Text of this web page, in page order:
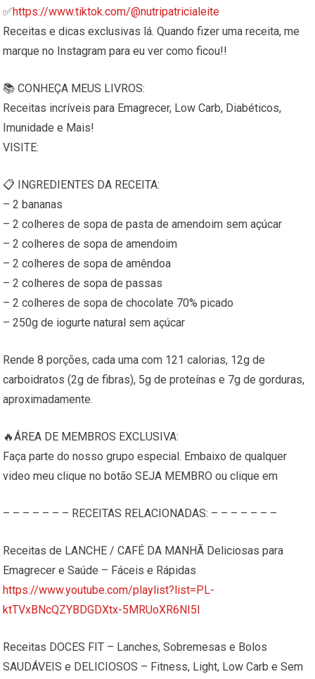
✅https://www.tiktok.com/@nutripatricialeite
Receitas e dicas exclusivas lá. Quando fizer uma receita, me
marque no Instagram para eu ver como ficou!!
📚 CONHEÇA MEUS LIVROS:
Receitas incríveis para Emagrecer, Low Carb, Diabéticos,
Imunidade e Mais!
VISITE:
📋 INGREDIENTES DA RECEITA:
– 2 bananas
– 2 colheres de sopa de pasta de amendoim sem açúcar
– 2 colheres de sopa de amendoim
– 2 colheres de sopa de amêndoa
– 2 colheres de sopa de passas
– 2 colheres de sopa de chocolate 70% picado
– 250g de iogurte natural sem açúcar
Rende 8 porções, cada uma com 121 calorias, 12g de
carboidratos (2g de fibras), 5g de proteínas e 7g de gorduras,
aproximadamente.
🔥ÁREA DE MEMBROS EXCLUSIVA:
Faça parte do nosso grupo especial. Embaixo de qualquer
video meu clique no botão SEJA MEMBRO ou clique em
– – – – – – – RECEITAS RELACIONADAS: – – – – – – –
Receitas de LANCHE / CAFÉ DA MANHÃ Deliciosas para
Emagrecer e Saúde – Fáceis e Rápidas
https://www.youtube.com/playlist?list=PL-
ktTVxBNcQZYBDGDXtx-5MRUoXR6NI5I
Receitas DOCES FIT – Lanches, Sobremesas e Bolos
SAUDÁVEIS e DELICIOSOS – Fitness, Light, Low Carb e Sem